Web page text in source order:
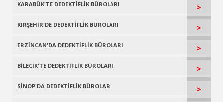
KARABÜK'TE DEDEKTİFLİK BÜROLARI >
KIRŞEHİR'DE DEDEKTİFLİK BÜROLARI >
ERZİNCAN'DA DEDEKTİFLİK BÜROLARI >
BİLECİK'TE DEDEKTİFLİK BÜROLARI >
SİNOP'DA DEDEKTİFLİK BÜROLARI >